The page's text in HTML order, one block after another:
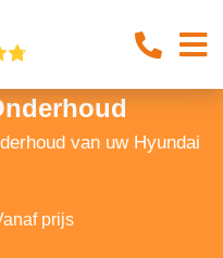
van uw Hyundai
prijs